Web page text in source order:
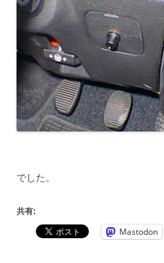
でした。
共有:
Mastodon